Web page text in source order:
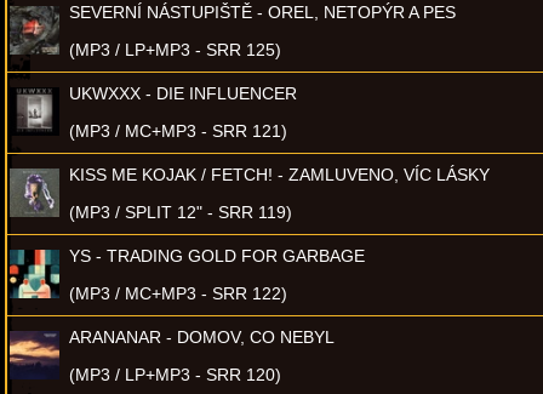
SEVERNÍ NÁSTUPIŠTĚ - OREL, NETOPÝR A PES
(MP3 / LP+MP3 - SRR 125)
UKWXXX - DIE INFLUENCER
(MP3 / MC+MP3 - SRR 121)
KISS ME KOJAK / FETCH! - ZAMLUVENO, VÍC LÁSKY
(MP3 / SPLIT 12" - SRR 119)
YS - TRADING GOLD FOR GARBAGE
(MP3 / MC+MP3 - SRR 122)
ARANANAR - DOMOV, CO NEBYL
(MP3 / LP+MP3 - SRR 120)